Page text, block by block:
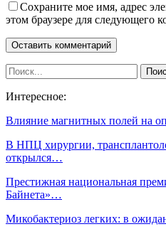
Сохраните мое имя, адрес
этом браузере для следующего
Интересное:
Влияние магнитных полей на
В НПЦ хирургии,
открылся…
Престижная национальная
Байнета»…
Микобактериоз легких: в